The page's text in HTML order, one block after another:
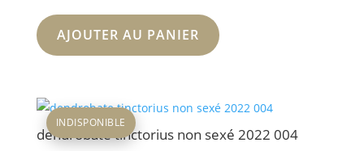
initial
était :
actuel
est :
AJOUTER AU PANIER
dendrobate tinctorius non sexé 2022 004
INDISPONIBLE